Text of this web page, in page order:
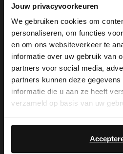
Jouw privacyvoorkeuren
We gebruiken cookies om
personaliseren, om functies
en om ons websiteverkeer te
informatie over uw gebruik van
partners voor social media,
partners kunnen deze
informatie die u aan ze heeft
verzameld op basis van uw
View this website
It looks like your language
you like to switch to English?
English